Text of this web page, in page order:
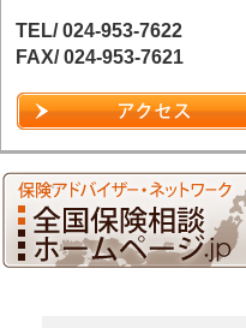
TEL/ 024-953-7622
FAX/ 024-953-7621